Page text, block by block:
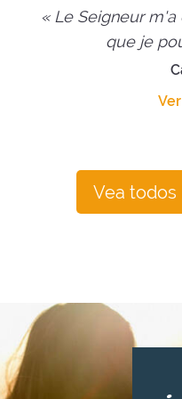
« Le Seigneur
que je
Vea